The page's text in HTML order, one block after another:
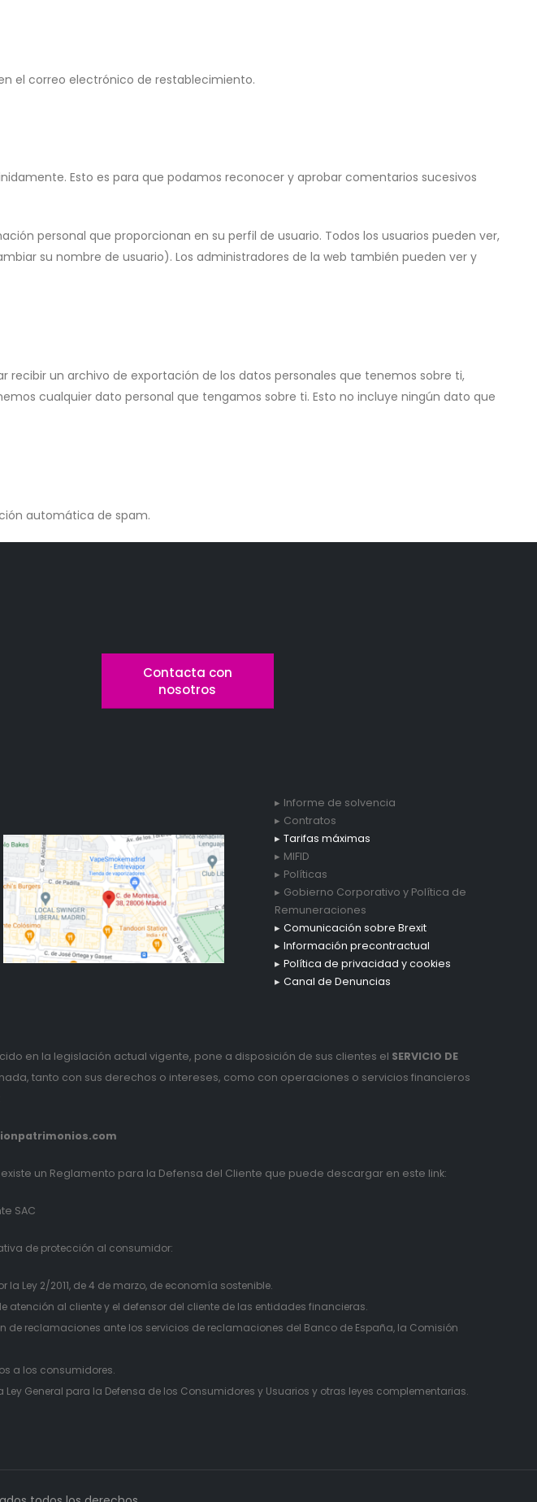
el correo electrónico de restablecimiento.
Esto es para que podamos reconocer y aprobar comentarios sucesivos
personal que proporcionan en su perfil de usuario. Todos los usuarios pueden ver,
su nombre de usuario). Los administradores de la web también pueden ver y
un archivo de exportación de los datos personales que tenemos sobre ti,
cualquier dato personal que tengamos sobre ti. Esto no incluye ningún dato que
automática de spam.
Contacta con
nosotros
Informe de solvencia
Contratos
Tarifas máximas
MIFID
Políticas
Gobierno Corporativo y Política de
Remuneraciones
Comunicación sobre Brexit
Información precontractual
Política de privacidad y cookies
Canal de Denuncias
en la legislación actual vigente, pone a disposición de sus clientes el SERVICIO DE
tanto con sus derechos o intereses, como con operaciones o servicios financieros
un Reglamento para la Defensa del Cliente que puede descargar en este link:
SAC
de protección al consumidor:
2/2011, de 4 de marzo, de economía sostenible.
atención al cliente y el defensor del cliente de las entidades financieras.
reclamaciones ante los servicios de reclamaciones del Banco de España, la Comisión
a los consumidores.
General para la Defensa de los Consumidores y Usuarios y otras leyes complementarias.